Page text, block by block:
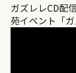
ガズレレCD配
苑イベント「